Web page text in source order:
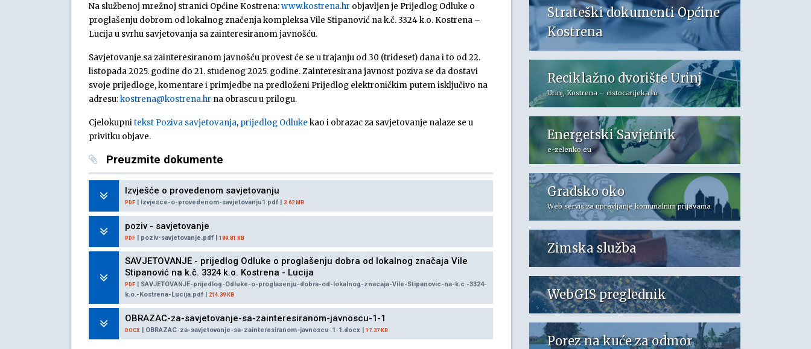
Na službenoj mrežnoj stranici Općine Kostrena:www.kostrena.hr objavljen je Prijedlog Odluke o
proglašenju dobrom od lokalnog značenja kompleksa Vile Stipanović na k.č. 3324 k.o. Kostrena –
Lucija u svrhu savjetovanja sa zainteresiranom javnošću.
Savjetovanje sa zainteresiranom javnošću provest će se u trajanju od 30 (trideset) dana i to od 22.
listopada 2025. godine do 21. studenog 2025. godine. Zainteresirana javnost poziva se da dostavi
svoje prijedloge, komentare i primjedbe na predloženi Prijedlog elektroničkim putem isključivo na
adresu:kostrena@kostrena.hr na obrascu u prilogu.
Cjelokupnitekst Poziva savjetovanja, prijedlog Odluke kao i obrazac za savjetovanje nalaze se u
privitku objave.
Preuzmite dokumente
Izvješće o provedenom savjetovanju
PDF | Izvjesce-o-provedenom-savjetovanju1.pdf | 3.62 MB
poziv - savjetovanje
PDF | poziv-savjetovanje.pdf | 189.81 KB
SAVJETOVANJE - prijedlog Odluke o proglašenju dobra od lokalnog značaja Vile
Stipanović na k.č. 3324 k.o. Kostrena - Lucija
PDF | SAVJETOVANJE-prijedlog-Odluke-o-proglasenju-dobra-od-lokalnog-znacaja-Vile-Stipanovic-na-k.c.-3324-
k.o.-Kostrena-Lucija.pdf | 214.39 KB
OBRAZAC-za-savjetovanje-sa-zainteresiranom-javnoscu-1-1
DOCX | OBRAZAC-za-savjetovanje-sa-zainteresiranom-javnoscu-1-1.docx | 17.37 KB
Strateški dokumenti Općine
Kostrena
Reciklažno dvorište Urinj
Urinj, Kostrena – cistocarijeka.hr
Energetski Savjetnik
e-zelenko.eu
Gradsko oko
Web servis za upravljanje komunalnim prijavama
Zimska služba
WebGIS preglednik
Porez na kuće za odmor